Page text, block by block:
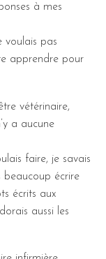
à mes
voulais pas
apprendre pour
vétérinaire,
a aucune
faire, je savais
beaucoup écrire
écrits aux
aussi les